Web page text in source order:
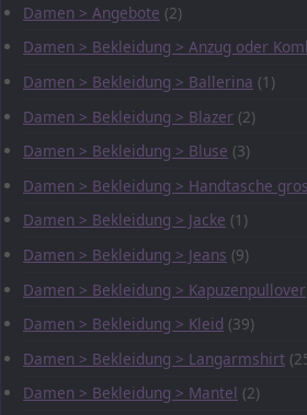
Damen > Angebote (2)
Damen > Bekleidung > Anzug oder
Damen > Bekleidung > Ballerina (1)
Damen > Bekleidung > Blazer (2)
Damen > Bekleidung > Bluse (3)
Damen > Bekleidung > Handtasche
Damen > Bekleidung > Jacke (1)
Damen > Bekleidung > Jeans (9)
Damen > Bekleidung > Kapuzenpullover
Damen > Bekleidung > Kleid (39)
Damen > Bekleidung > Langarmshirt
Damen > Bekleidung > Mantel (2)